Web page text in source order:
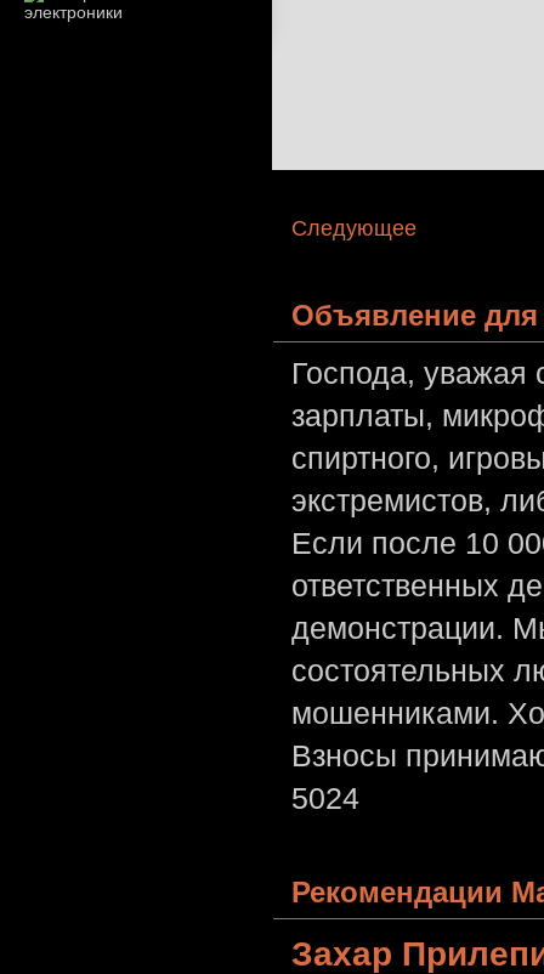
Следующее
Объявление для
Господа,
зарплаты,
спиртного,
экстремистов,
Если после 10
ответственных
демонстрации.
состоятельных
мошенниками.
Взносы
5024
Рекомендации
Захар